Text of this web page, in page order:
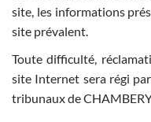
site, les informations
site prévalent.
Toute difficulté,
site Internet sera régi
tribunaux de